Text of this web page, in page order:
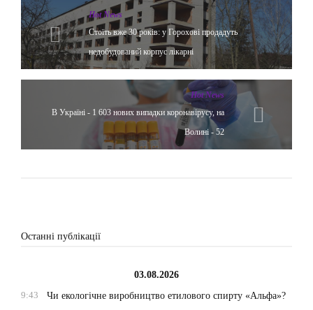
Hot News
Стоїть вже 30 років: у Горохові продадуть
недобудований корпус лікарні
Hot News
В Україні - 1 603 нових випадки коронавірусу, на
Волині - 52
Останні публікації
03.08.2026
9:43
Чи екологічне виробництво етилового спирту «Альфа»?